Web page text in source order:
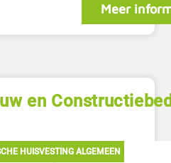
Meer
en
HUISVESTING ALGEMEEN